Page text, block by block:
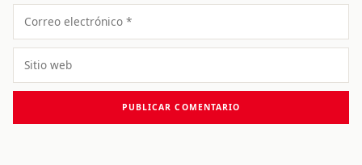
Correo
electrónico
Sitio
web